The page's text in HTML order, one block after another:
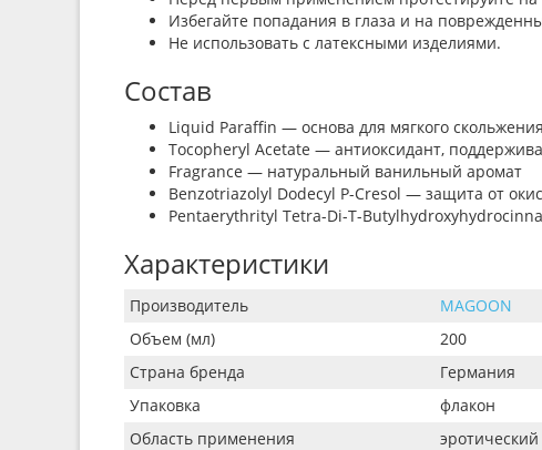
Избегайте попадания в глаза и на
Не использовать с латексными изделиями.
Состав
Liquid Paraffin — основа для мягкого скольжения
Tocopheryl Acetate — антиоксидант,
Fragrance — натуральный ванильный аромат
Benzotriazolyl Dodecyl P-Cresol — защита от
Pentaerythrityl Tetra-Di-T-
Характеристики
Производитель
MAGOON
Объем (мл)
200
Страна бренда
Германия
Упаковка
флакон
Область применения